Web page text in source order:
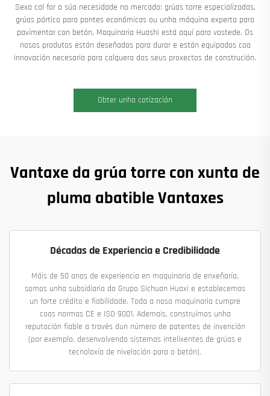
Sexa cal for a súa necesidade no mercado: grúas torre especializadas,
grúas pórtico para pontes económicas ou unha máquina experta para
pavimentar con betón, Maquinaria Huashi está aquí para vostede. Os
nosos produtos están deseñados para durar e están equipados coa
innovación necesaria para calquera dos seus proxectos de construción.
Obter unha cotización
Vantaxe da grúa torre con xunta de
pluma abatible Vantaxes
Décadas de Experiencia e Credibilidade
Máis de 50 anos de experiencia en maquinaria de enxeñaría,
somos unha subsidiaria do Grupo Sichuan Huaxi e establecemos
un forte crédito e fiabilidade. Toda a nosa maquinaria cumpre
coas normas CE e ISO 9001. Ademais, construímos unha
reputación fiable a través dun número de patentes de invención
(por exemplo, desenvolvendo sistemas intelixentes de grúas e
tecnoloxía de nivelación para o betón).